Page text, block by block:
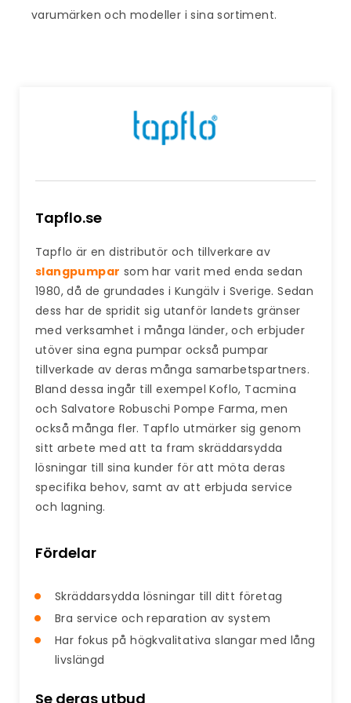
varumärken och modeller i sina sortiment.
Tapflo.se
Tapflo är en distributör och tillverkare av
slangpumpar som har varit med enda sedan
1980, då de grundades i Kungälv i Sverige. Sedan
dess har de spridit sig utanför landets gränser
med verksamhet i många länder, och erbjuder
utöver sina egna pumpar också pumpar
tillverkade av deras många samarbetspartners.
Bland dessa ingår till exempel Koflo, Tacmina
och Salvatore Robuschi Pompe Farma, men
också många fler. Tapflo utmärker sig genom
sitt arbete med att ta fram skräddarsydda
lösningar till sina kunder för att möta deras
specifika behov, samt av att erbjuda service
och lagning.
Fördelar
Skräddarsydda lösningar till ditt företag
Bra service och reparation av system
Har fokus på högkvalitativa slangar med lång
livslängd
Se deras utbud